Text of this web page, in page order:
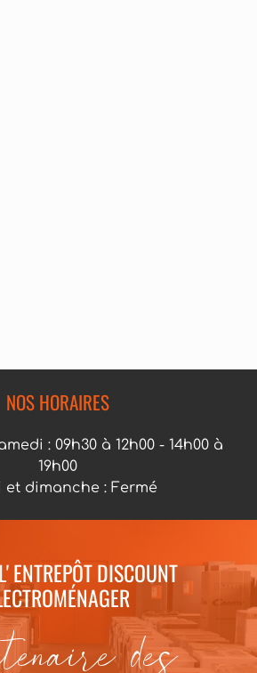
NOS HORAIRES
: 09h30 à 12h00 - 14h00 à
19h00
et dimanche : Fermé
ENTREPÔT DISCOUNT